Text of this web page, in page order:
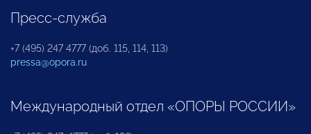
Пресс-служба
+7 (495) 247 4777 (доб. 115, 114, 113)
pressa@opora.ru
Международный отдел «ОПОРЫ РОССИИ»